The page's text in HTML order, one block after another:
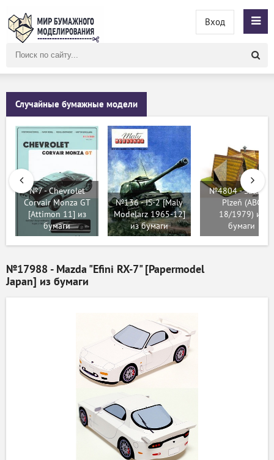
сайту
Вход
Случайные бумажные модели
№7 - Chevrolet
Corvair Monza GT
[Attimon 11] из
бумаги
№136 - IS-2 [Maly
Modelarz 1965-12]
из бумаги
№4804 - Salaš Ex
Plzeň (ABC
18/1979) из
бумаги
№17988 - Mazda "Efini RX-7" [Papermodel
Japan] из бумаги